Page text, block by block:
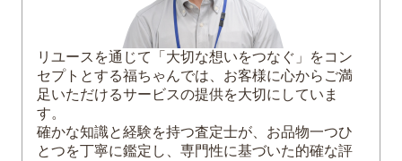
カスタムゲージ
4
【巻き方別】エレキギターの弦の特徴
1. ラウンドワウンド
3. ハーフラウンド
リユースを通じて「大切な想いをつなぐ」をコン
セプトとする福ちゃんでは、お客様に心からご満
足いただけるサービスの提供を大切にしていま
す。
確かな知識と経験を持つ査定士が、お品物一つひ
とつを丁寧に鑑定し、専門性に基づいた的確な評